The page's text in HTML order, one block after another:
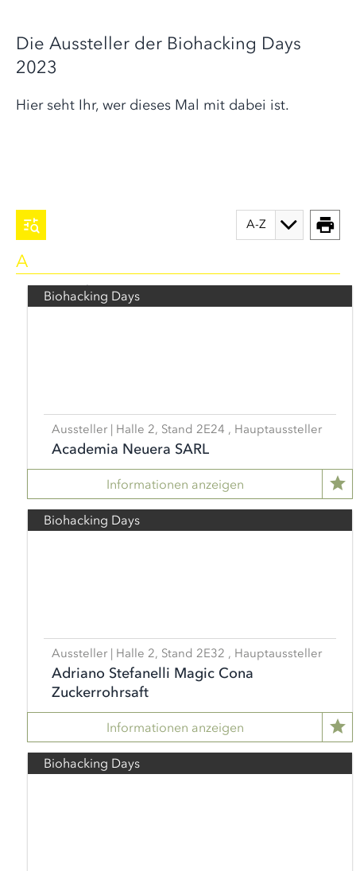
Die Aussteller der Biohacking Days
2023
Hier seht Ihr, wer dieses Mal mit dabei ist.
111 Ergebnisse
A
Biohacking Days
Aussteller | Halle 2, Stand 2E24 , Hauptaussteller
Academia Neuera SARL
Informationen anzeigen
Biohacking Days
Aussteller | Halle 2, Stand 2E32 , Hauptaussteller
Adriano Stefanelli Magic Cona
Zuckerrohrsaft
Informationen anzeigen
Biohacking Days